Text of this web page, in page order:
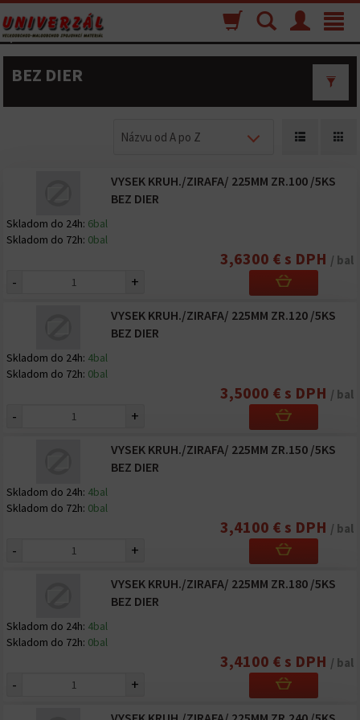
Toggle
Menu
Vyhľadávanie
Nákupný
košík
BEZ DIER
Názvu od A po Z
VYSEK KRUH./ZIRAFA/ 225MM ZR.100 /5KS
BEZ DIER
Skladom do 24h: 6bal
Skladom do 72h: 0bal
3,6300 € s DPH / bal
- +
VYSEK KRUH./ZIRAFA/ 225MM ZR.120 /5KS
BEZ DIER
Skladom do 24h: 4bal
Skladom do 72h: 0bal
3,5000 € s DPH / bal
- +
VYSEK KRUH./ZIRAFA/ 225MM ZR.150 /5KS
BEZ DIER
Skladom do 24h: 4bal
Skladom do 72h: 0bal
3,4100 € s DPH / bal
- +
VYSEK KRUH./ZIRAFA/ 225MM ZR.180 /5KS
BEZ DIER
Skladom do 24h: 4bal
Skladom do 72h: 0bal
3,4100 € s DPH / bal
- +